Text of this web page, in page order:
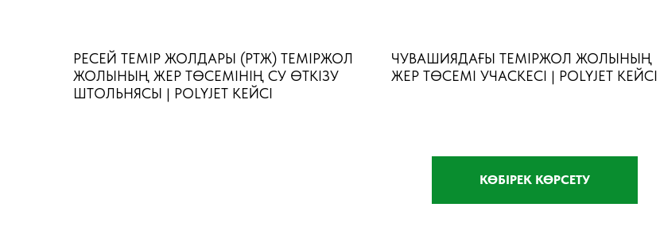
РЕСЕЙ ТЕМІР ЖОЛДАРЫ (РТЖ) ТЕМІРЖОЛ
ЖОЛЫНЫҢ ЖЕР ТӨСЕМІНІҢ СУ ӨТКІЗУ
ШТОЛЬНЯСЫ | POLYJET КЕЙСІ
ЧУВАШИЯДАҒЫ ТЕМІРЖОЛ ЖОЛЫНЫҢ
ЖЕР ТӨСЕМІ УЧАСКЕСІ | POLYJET КЕЙСІ
КӨБІРЕК КӨРСЕТУ